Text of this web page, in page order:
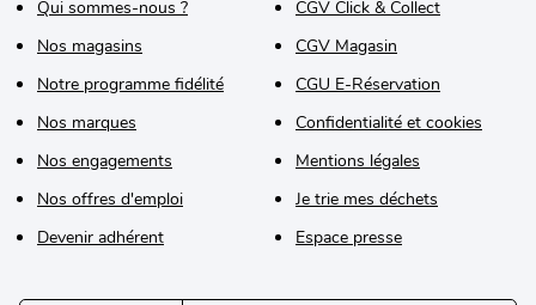
Qui sommes-nous ?
Nos magasins
Notre programme fidélité
Nos marques
Nos engagements
Nos offres d'emploi
Devenir adhérent
CGV Click & Collect
CGV Magasin
CGU E-Réservation
Confidentialité et cookies
Mentions légales
Je trie mes déchets
Espace presse